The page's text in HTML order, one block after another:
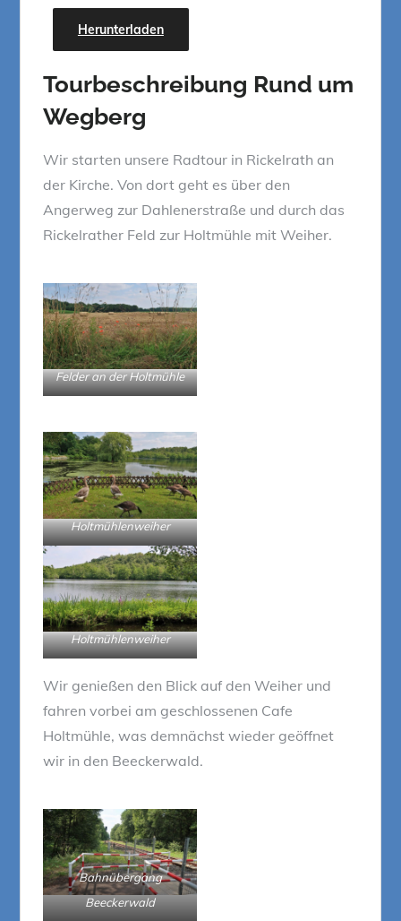
Herunterladen
Tourbeschreibung Rund um
Wegberg
Wir starten unsere Radtour in Rickelrath an
der Kirche. Von dort geht es über den
Angerweg zur Dahlenerstraße und durch das
Rickelrather Feld zur Holtmühle mit Weiher.
Felder an der Holtmühle
Holtmühlenweiher
Holtmühlenweiher
Wir genießen den Blick auf den Weiher und
fahren vorbei am geschlossenen Cafe
Holtmühle, was demnächst wieder geöffnet
wir in den Beeckerwald.
Bahnübergang
Beeckerwald